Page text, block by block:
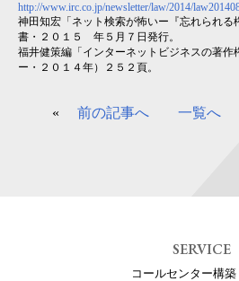
http://www.irc.co.jp/newsletter/law/2014/
神田知宏「ネット検索が怖いー『忘れられる
書・２０１５ 年５月７日発行。
福井健策編「インターネットビジネスの著作
ー・２０１４年）２５２頁。
« 前の記事へ 一覧へ
SERVICE
コールセンター構築